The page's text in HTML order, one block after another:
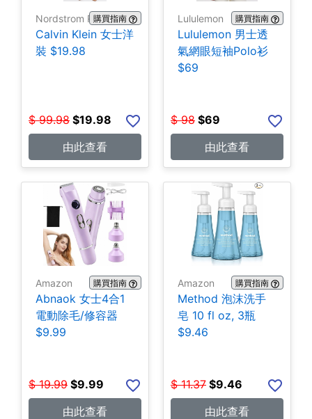
Nordstrom Rack購買指南
Calvin Klein 女士洋
裝 $19.98
$ 99.98 $19.98
由此查看
Lululemon 購買指南
Lululemon 男士透
氣網眼短袖Polo衫
$69
$ 98 $69
由此查看
Amazon 購買指南
Abnaok 女士4合1
電動除毛/修容器
$9.99
$ 19.99 $9.99
由此查看
Amazon 購買指南
Method 泡沫洗手
皂 10 fl oz, 3瓶
$9.46
$ 11.37 $9.46
由此查看